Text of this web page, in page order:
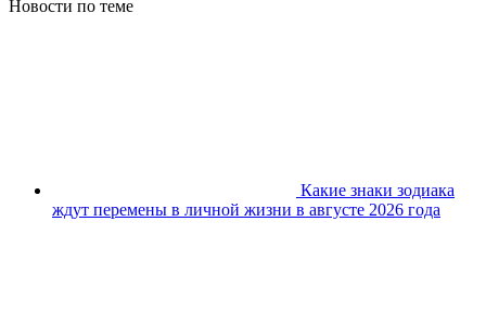
Новости по теме
Какие знаки зодиака
ждут перемены в личной жизни в августе 2026 года